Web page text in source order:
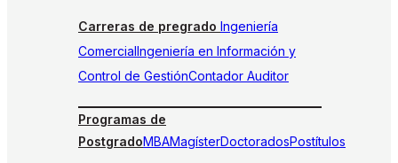
Carreras de pregrado Ingeniería
ComercialIngeniería en Información y
Control de GestiónContador Auditor
Programas de
PostgradoMBAMagísterDoctoradosPostítulos